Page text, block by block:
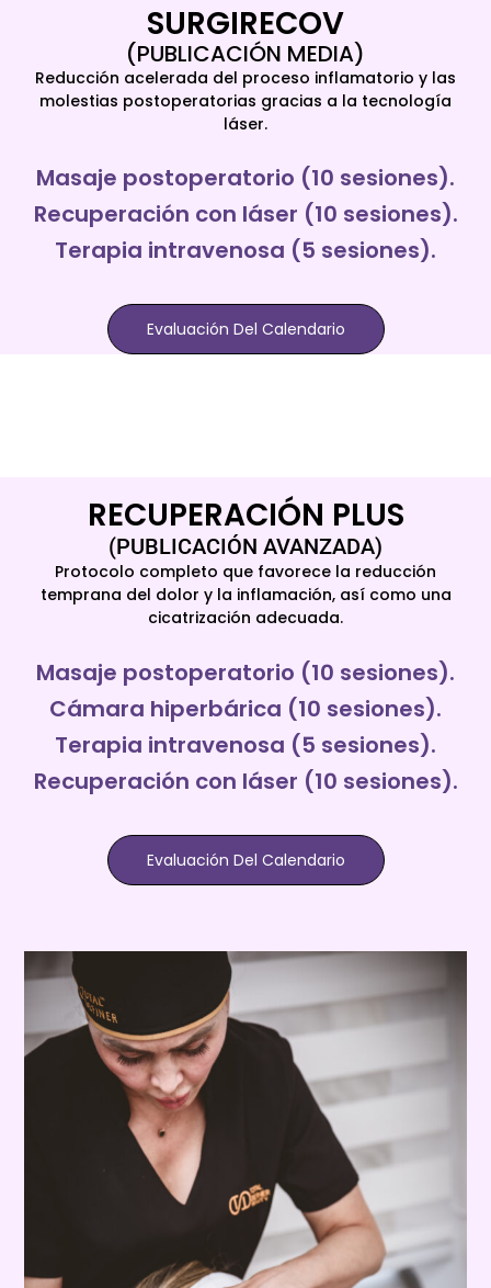
SURGIRECOV
(PUBLICACIÓN MEDIA)
Reducción acelerada del proceso inflamatorio y las
molestias postoperatorias gracias a la tecnología
láser.
Masaje postoperatorio (10 sesiones).
Recuperación con láser (10 sesiones).
Terapia intravenosa (5 sesiones).
Evaluación Del Calendario
RECUPERACIÓN PLUS
(PUBLICACIÓN AVANZADA)
Protocolo completo que favorece la reducción
temprana del dolor y la inflamación, así como una
cicatrización adecuada.
Masaje postoperatorio (10 sesiones).
Cámara hiperbárica (10 sesiones).
Terapia intravenosa (5 sesiones).
Recuperación con láser (10 sesiones).
Evaluación Del Calendario